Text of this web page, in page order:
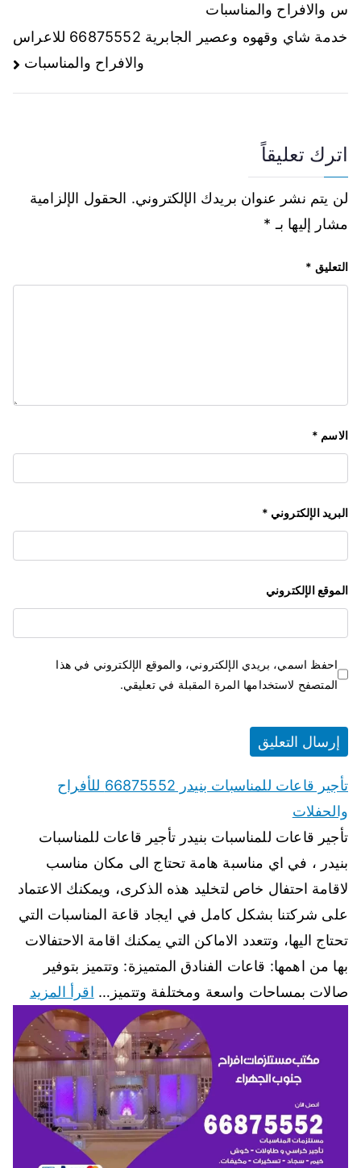
س والافراح والمناسبات
خدمة شاي وقهوه وعصير الجابرية 66875552 للاعراس
والافراح والمناسبات
اترك تعليقاً
لن يتم نشر عنوان بريدك الإلكتروني. الحقول الإلزامية
مشار إليها بـ *
التعليق *
الاسم *
البريد الإلكتروني *
الموقع الإلكتروني
احفظ اسمي، بريدي الإلكتروني، والموقع الإلكتروني في هذا
المتصفح لاستخدامها المرة المقبلة في تعليقي.
تأجير قاعات للمناسبات بنيدر 66875552 للأفراح
والحفلات
تأجير قاعات للمناسبات بنيدر تأجير قاعات للمناسبات
بنيدر ، في اي مناسبة هامة تحتاج الى مكان مناسب
لاقامة احتفال خاص لتخليد هذه الذكرى، ويمكنك الاعتماد
على شركتنا بشكل كامل في ايجاد قاعة المناسبات التي
تحتاج اليها، وتتعدد الاماكن التي يمكنك اقامة الاحتفالات
بها من اهمها: قاعات الفنادق المتميزة: وتتميز بتوفير
صالات بمساحات واسعة ومختلفة وتتميز… اقرأ المزيد